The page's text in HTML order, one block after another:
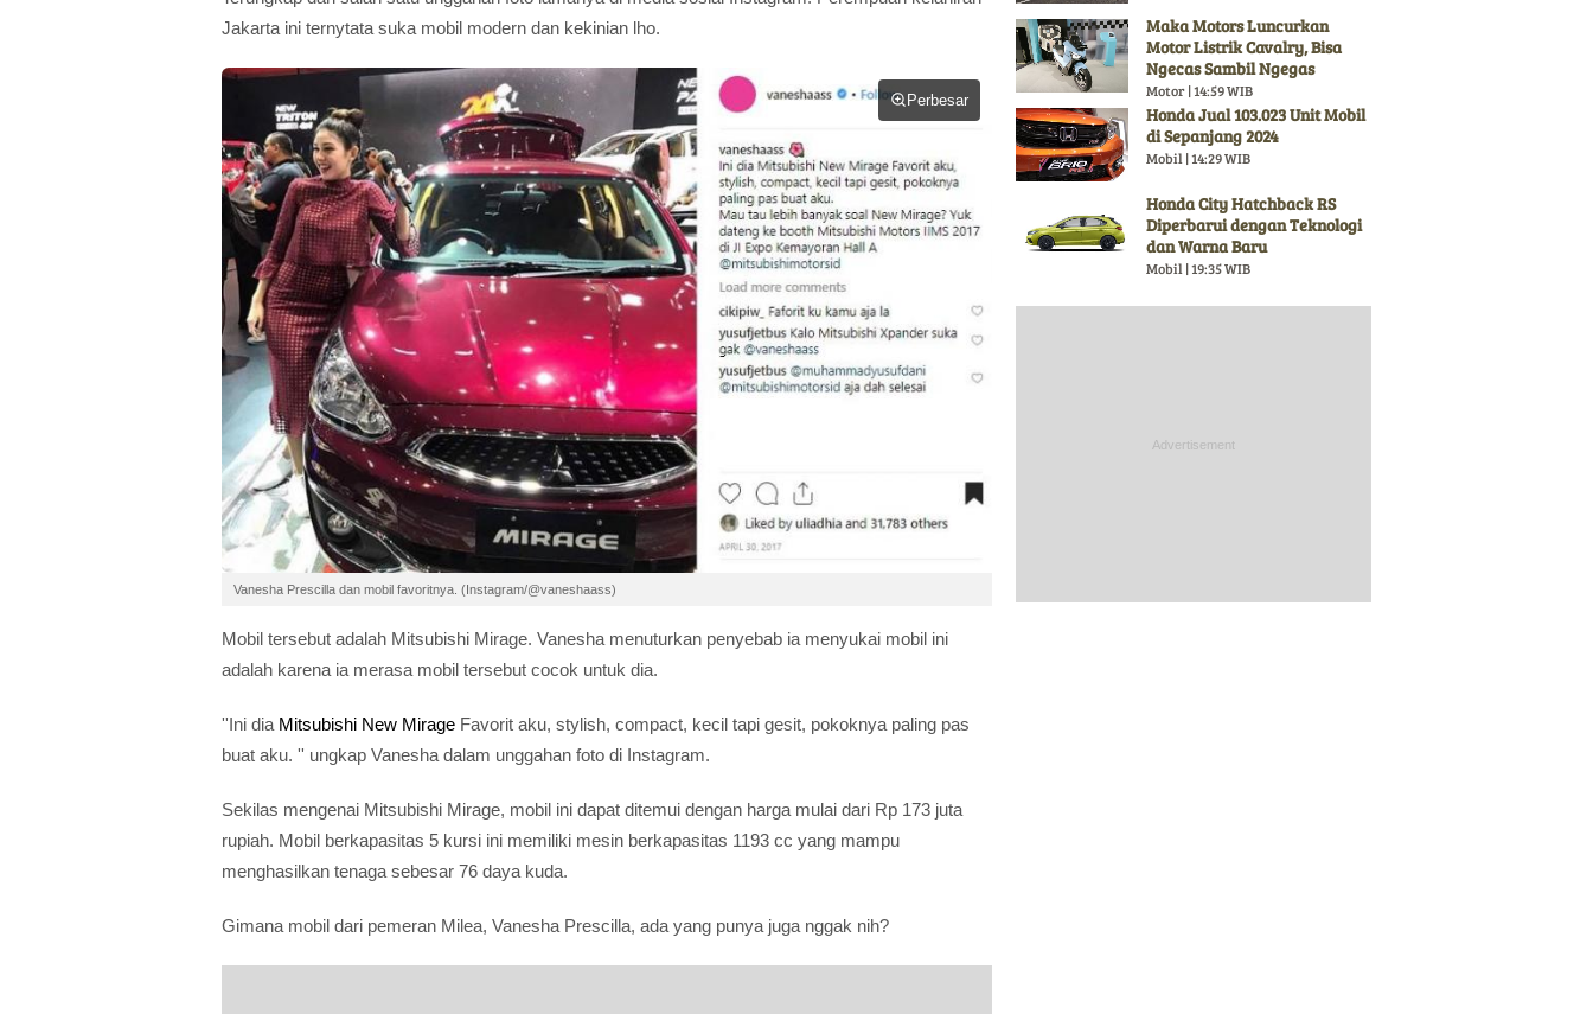
Jakarta ini ternytata suka mobil modern dan kekinian lho.
Perbesar
Vanesha Prescilla dan mobil favoritnya. (Instagram/@vaneshaass)
Mobil tersebut adalah Mitsubishi Mirage. Vanesha menuturkan penyebab ia menyukai mobil ini
adalah karena ia merasa mobil tersebut cocok untuk dia.
''Ini dia Mitsubishi New Mirage Favorit aku, stylish, compact, kecil tapi gesit, pokoknya paling pas
buat aku. '' ungkap Vanesha dalam unggahan foto di Instagram.
Sekilas mengenai Mitsubishi Mirage, mobil ini dapat ditemui dengan harga mulai dari Rp 173 juta
rupiah. Mobil berkapasitas 5 kursi ini memiliki mesin berkapasitas 1193 cc yang mampu
menghasilkan tenaga sebesar 76 daya kuda.
Gimana mobil dari pemeran Milea, Vanesha Prescilla, ada yang punya juga nggak nih?
Maka Motors Luncurkan
Motor Listrik Cavalry, Bisa
Ngecas Sambil Ngegas
Motor | 14:59 WIB
Honda Jual 103.023 Unit Mobil
di Sepanjang 2024
Mobil | 14:29 WIB
Honda City Hatchback RS
Diperbarui dengan Teknologi
dan Warna Baru
Mobil | 19:35 WIB